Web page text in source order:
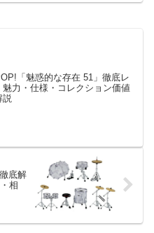
「魅惑的な存在 51」徹底レ
魅力・仕様・コレクション価値
説
底解
相